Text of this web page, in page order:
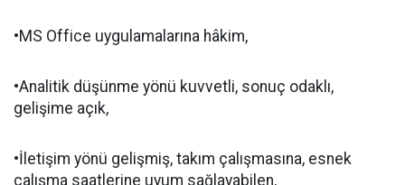
•MS Office uygulamalarına hâkim,
•Analitik düşünme yönü kuvvetli, sonuç odaklı,
gelişime açık,
•İletişim yönü gelişmiş, takım çalışmasına, esnek
çalışma saatlerine uyum sağlayabilen,